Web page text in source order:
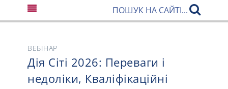
ВЕБІНАР
Дія Сіті 2026: Переваги і
недоліки, Кваліфікаційні